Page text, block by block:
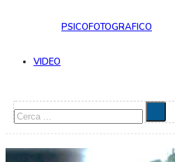
PSICOFOTOGRAFICO
VIDEO
Cerca